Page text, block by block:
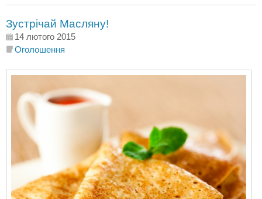
Зустрічай Масляну!
14 лютого 2015
Оголошення